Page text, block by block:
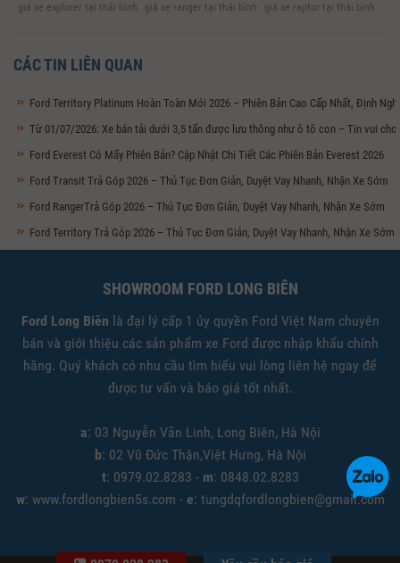
giá xe explorer tại thái bình
giá xe ranger tại thái bình giá xe raptor tại thái bình
CÁC TIN LIÊN QUAN
Ford Territory Platinum Hoàn Toàn Mới 2026 – Phiên Bản Cao Cấp Nhất, Định
Từ 01/07/2026: Xe bán tải dưới 3,5 tấn được lưu thông như ô tô con – Tin vui cho
Ford Everest Có Mấy Phiên Bản? Cập Nhật Chi Tiết Các Phiên Bản Everest 2026
Ford Transit Trả Góp 2026 – Thủ Tục Đơn Giản, Duyệt Vay Nhanh, Nhận Xe Sớm
Ford RangerTrả Góp 2026 – Thủ Tục Đơn Giản, Duyệt Vay Nhanh, Nhận Xe Sớm
Ford Territory Trả Góp 2026 – Thủ Tục Đơn Giản, Duyệt Vay Nhanh, Nhận Xe Sớm
SHOWROOM FORD LONG BIÊN
Ford Long Biên là đại lý cấp 1 ủy quyền Ford Việt Nam chuyên
bán và giới thiệu các sản phẩm xe Ford được nhập khẩu chính
hãng. Quý khách có nhu cầu tìm hiểu vui lòng liên hệ ngay để
được tư vấn và báo giá tốt nhất.
a: 03 Nguyễn Văn Linh, Long Biên, Hà Nội
b: 02 Vũ Đức Thận,Việt Hưng, Hà Nội
t: 0979.02.8283 - m: 0848.02.8283
w: www.fordlongbien5s.com - e: tungdqfordlongbien@gmail.com